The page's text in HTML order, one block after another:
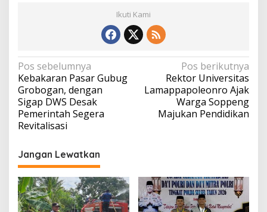
Ikuti Kami
Navigasi
pos
Pos sebelumnya
Kebakaran Pasar Gubug
Grobogan, dengan
Sigap DWS Desak
Pemerintah Segera
Revitalisasi
Pos berikutnya
Rektor Universitas
Lamappapoleonro Ajak
Warga Soppeng
Majukan Pendidikan
Jangan Lewatkan